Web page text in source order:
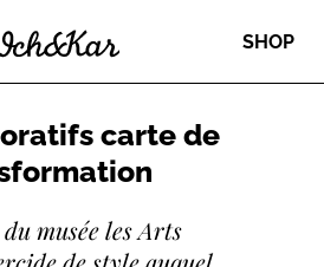
SHOP
carte de
musée les Arts